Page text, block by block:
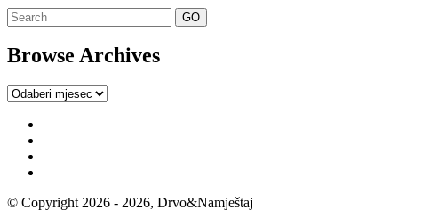
Browse Archives
Browse
© Copyright 2026 - 2026, Drvo&Namještaj